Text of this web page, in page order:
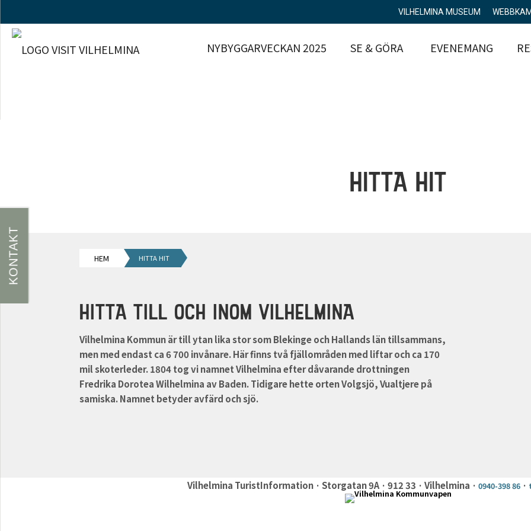
VILHELMINA MUSEUM
NYBYGGARVECKAN 2025 SE & GÖRA EVENEMANG
HITTA HIT
HEM HITTA HIT
HITTA TILL OCH INOM VILHELMINA
Vilhelmina Kommun är till ytan lika stor som Blekinge och Hallands län tillsammans,
men med endast ca 6 700 invånare. Här finns två fjällområden med liftar och ca 170
mil skoterleder. 1804 tog vi namnet Vilhelmina efter dåvarande drottningen
Fredrika Dorotea Wilhelmina av Baden. Tidigare hette orten Volgsjö, Vualtjere på
samiska. Namnet betyder avfärd och sjö.
Vilhelmina TuristInformation · Storgatan 9A · 912 33 · Vilhelmina · 0940-398 86 ·
KONTAKT